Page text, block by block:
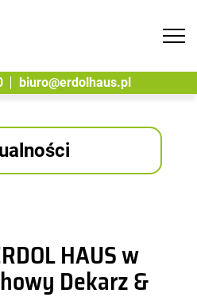
biuro@erdolhaus.pl
HAUS w
Dekarz &